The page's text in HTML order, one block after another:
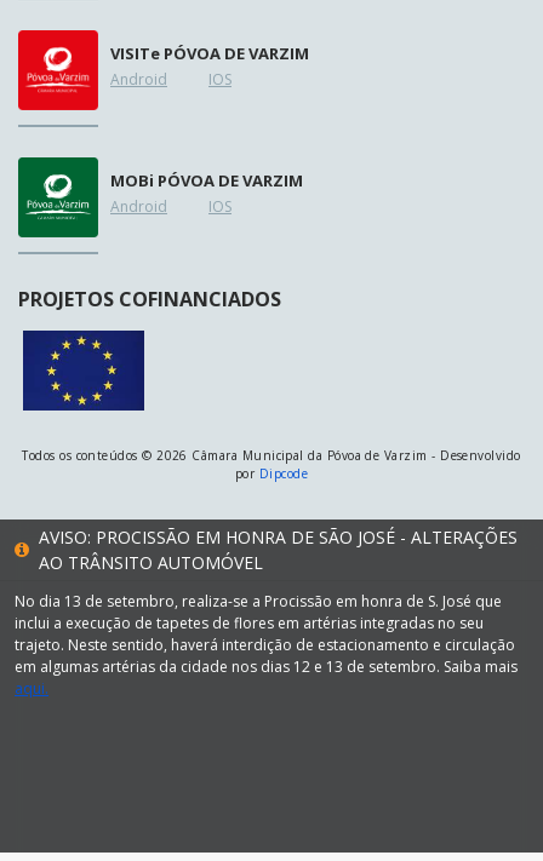
VISITe PÓVOA DE VARZIM
Android IOS
MOBi PÓVOA DE VARZIM
Android IOS
PROJETOS COFINANCIADOS
Todos os conteúdos © 2026 Câmara Municipal da Póvoa de Varzim - Desenvolvido
por Dipcode
AVISO: PROCISSÃO EM HONRA DE SÃO JOSÉ - ALTERAÇÕES
AO TRÂNSITO AUTOMÓVEL
No dia 13 de setembro, realiza-se a Procissão em honra de S. José que
inclui a execução de tapetes de flores em artérias integradas no seu
trajeto. Neste sentido, haverá interdição de estacionamento e circulação
em algumas artérias da cidade nos dias 12 e 13 de setembro. Saiba mais
aqui.